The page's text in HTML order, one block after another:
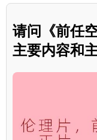
请问《前任
主要内容和